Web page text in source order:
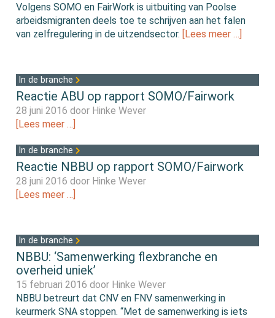
Volgens SOMO en FairWork is uitbuiting van Poolse
arbeidsmigranten deels toe te schrijven aan het falen
van zelfregulering in de uitzendsector. [Lees meer …]
In de branche
Reactie ABU op rapport SOMO/Fairwork
28 juni 2016 door Hinke Wever
[Lees meer …]
In de branche
Reactie NBBU op rapport SOMO/Fairwork
28 juni 2016 door Hinke Wever
[Lees meer …]
In de branche
NBBU: ‘Samenwerking flexbranche en
overheid uniek’
15 februari 2016 door Hinke Wever
NBBU betreurt dat CNV en FNV samenwerking in
keurmerk SNA stoppen. “Met de samenwerking is iets